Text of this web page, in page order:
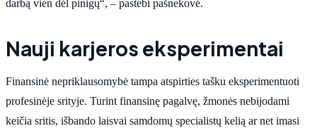
darbą vien dėl pinigų“, – pastebi pašnekovė.
Nauji karjeros eksperimentai
Finansinė nepriklausomybė tampa atspirties tašku eksperimentuoti
profesinėje srityje. Turint finansinę pagalvę, žmonės nebijodami
keičia sritis, išbando laisvai samdomų specialistų kelią ar net imasi